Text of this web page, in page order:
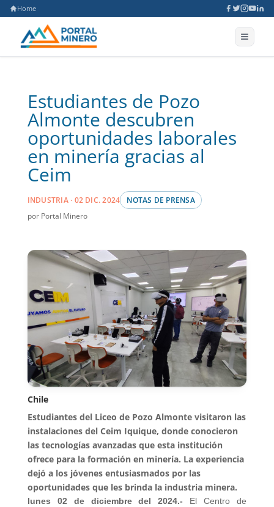
Home
Estudiantes de Pozo
Almonte descubren
oportunidades laborales
en minería gracias al
Ceim
INDUSTRIA · 02 DIC. 2024 NOTAS DE PRENSA
por Portal Minero
Chile
Estudiantes del Liceo de Pozo Almonte visitaron las
instalaciones del Ceim Iquique, donde conocieron
las tecnologías avanzadas que esta institución
ofrece para la formación en minería. La experiencia
dejó a los jóvenes entusiasmados por las
oportunidades que les brinda la industria minera.
lunes 02 de diciembre del 2024.- El Centro de